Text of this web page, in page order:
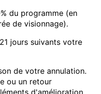
du programme (en
de visionnage).
jours suivants votre
de votre annulation.
ou un retour
d'amélioration